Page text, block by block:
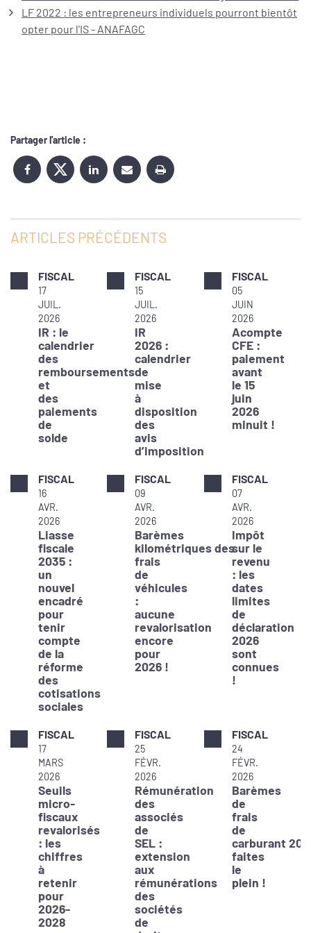
LF 2022 : les entrepreneurs individuels pourront bientôt
opter pour l'IS - ANAFAGC
Partager l'article :
ARTICLES PRÉCÉDENTS
FISCAL
17
JUIL.
2026
IR : le
calendrier
des
remboursements
et
des
paiements
de
solde
FISCAL
15
JUIL.
2026
IR
2026 :
calendrier
de
mise
à
disposition
des
avis
d’imposition
FISCAL
05
JUIN
2026
Acompte
CFE :
paiement
avant
le 15
juin
2026
minuit !
FISCAL
16
AVR.
2026
Liasse
fiscale
2035 :
un
nouvel
encadré
pour
tenir
compte
de la
réforme
des
cotisations
sociales
FISCAL
09
AVR.
2026
Barèmes
kilométriques des
frais
de
véhicules
:
aucune
revalorisation
encore
pour
2026 !
FISCAL
07
AVR.
2026
Impôt
sur le
revenu
: les
dates
limites
de
déclaration
2026
sont
connues
!
FISCAL
17
MARS
2026
Seuils
micro-
fiscaux
revalorisés
: les
chiffres
à
retenir
pour
2026-
2028
FISCAL
25
FÉVR.
2026
Rémunération
des
associés
de
SEL :
extension
aux
rémunérations
des
sociétés
de
FISCAL
24
FÉVR.
2026
Barèmes
de
frais
de
carburant
faites
le
plein !